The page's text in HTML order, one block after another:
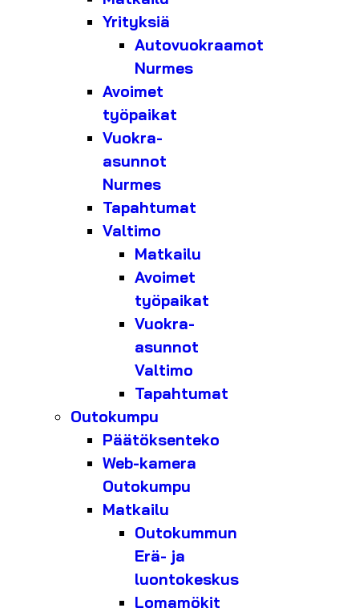
Yrityksiä
Autovuokraamot
Nurmes
Avoimet
työpaikat
Vuokra-
asunnot
Nurmes
Tapahtumat
Valtimo
Matkailu
Avoimet
työpaikat
Vuokra-
asunnot
Valtimo
Tapahtumat
Outokumpu
Päätöksenteko
Web-kamera
Outokumpu
Matkailu
Outokummun
Erä- ja
luontokeskus
Lomamökit